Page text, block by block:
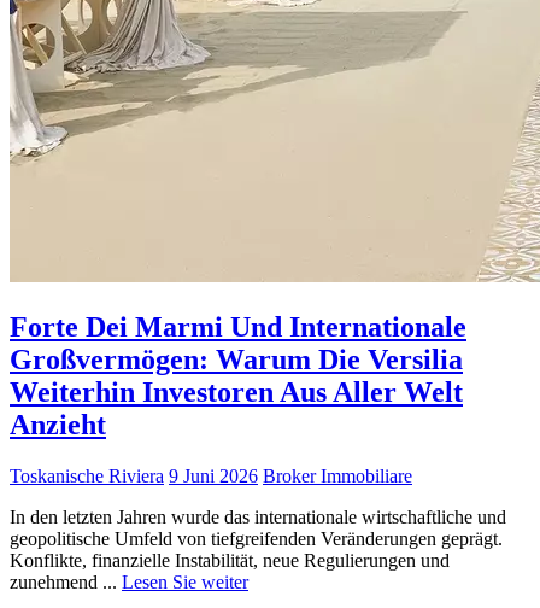
Forte Dei Marmi Und Internationale
Großvermögen: Warum Die Versilia
Weiterhin Investoren Aus Aller Welt
Anzieht
Toskanische Riviera 9 Juni 2026 Broker Immobiliare
In den letzten Jahren wurde das internationale wirtschaftliche und
geopolitische Umfeld von tiefgreifenden Veränderungen geprägt.
Konflikte, finanzielle Instabilität, neue Regulierungen und
zunehmend ... Lesen Sie weiter